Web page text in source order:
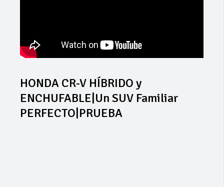
HONDA CR-V HÍBRIDO y
ENCHUFABLE|Un SUV Familiar
PERFECTO|PRUEBA